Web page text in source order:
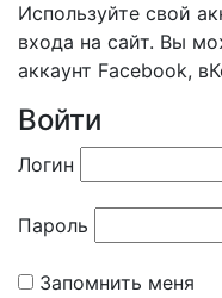
Используйте свой
входа на сайт. Вы
аккаунт Facebook,
Войти
Логин
Пароль
Запомнить меня